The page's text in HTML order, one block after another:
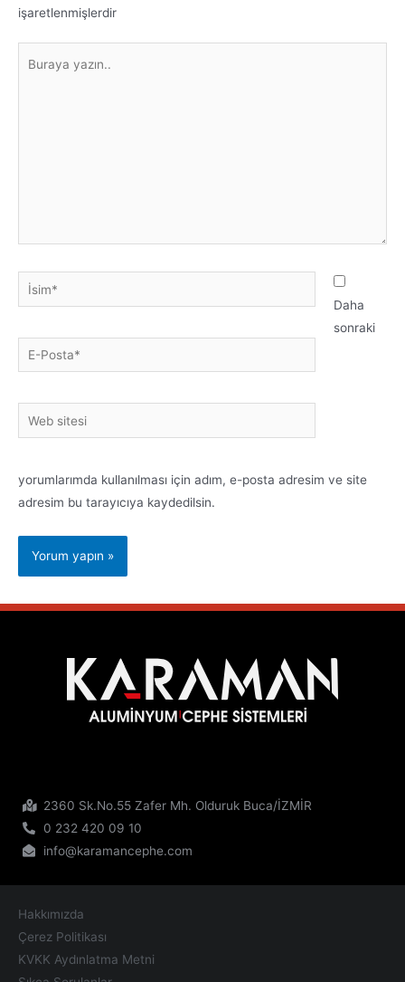
işaretlenmişlerdir
Daha
sonraki
yorumlarımda kullanılması için adım, e-posta adresim ve site
adresim bu tarayıcıya kaydedilsin.
2360 Sk.No.55 Zafer Mh. Olduruk Buca/İZMİR
0 232 420 09 10
info@karamancephe.com
Hakkımızda
Çerez Politikası
KVKK Aydınlatma Metni